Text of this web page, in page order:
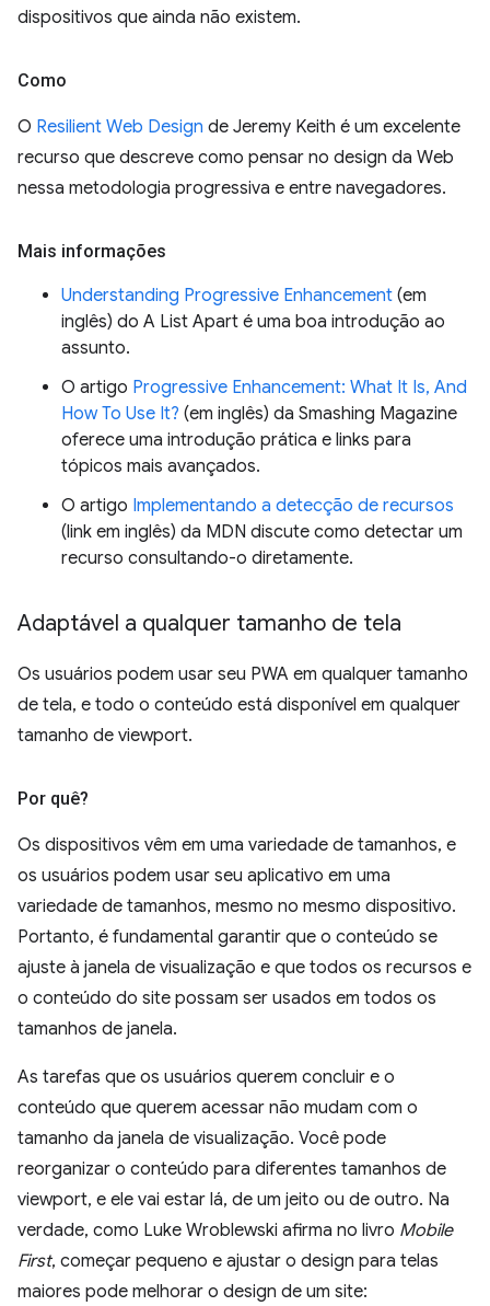
dispositivos que ainda não existem.
Como
O Resilient Web Design de Jeremy Keith é um excelente
recurso que descreve como pensar no design da Web
nessa metodologia progressiva e entre navegadores.
Mais informações
Understanding Progressive Enhancement (em
inglês) do A List Apart é uma boa introdução ao
assunto.
O artigo Progressive Enhancement: What It Is, And
How To Use It? (em inglês) da Smashing Magazine
oferece uma introdução prática e links para
tópicos mais avançados.
O artigo Implementando a detecção de recursos
(link em inglês) da MDN discute como detectar um
recurso consultando-o diretamente.
Adaptável a qualquer tamanho de tela
Os usuários podem usar seu PWA em qualquer tamanho
de tela, e todo o conteúdo está disponível em qualquer
tamanho de viewport.
Por quê?
Os dispositivos vêm em uma variedade de tamanhos, e
os usuários podem usar seu aplicativo em uma
variedade de tamanhos, mesmo no mesmo dispositivo.
Portanto, é fundamental garantir que o conteúdo se
ajuste à janela de visualização e que todos os recursos e
o conteúdo do site possam ser usados em todos os
tamanhos de janela.
As tarefas que os usuários querem concluir e o
conteúdo que querem acessar não mudam com o
tamanho da janela de visualização. Você pode
reorganizar o conteúdo para diferentes tamanhos de
viewport, e ele vai estar lá, de um jeito ou de outro. Na
verdade, como Luke Wroblewski afirma no livro Mobile
First, começar pequeno e ajustar o design para telas
maiores pode melhorar o design de um site: